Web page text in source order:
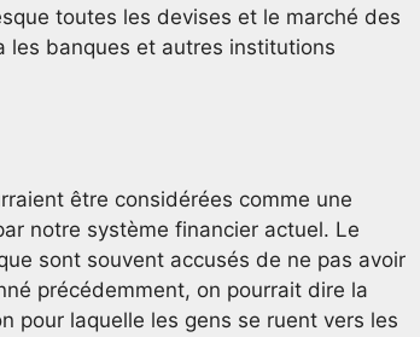
toutes les devises et le marché des
les banques et autres institutions
être considérées comme une
notre système financier actuel. Le
sont souvent accusés de ne pas avoir
précédemment, on pourrait dire la
pour laquelle les gens se ruent vers les